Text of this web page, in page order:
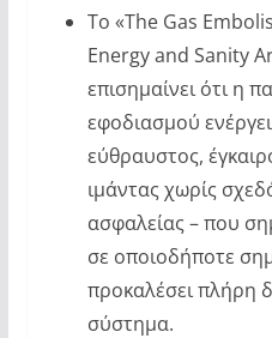
Το «The Gas
Energy and Sanity
επισημαίνει ότι η
εφοδιασμού
εύθραυστος,
ιμάντας χωρίς
ασφαλείας – που
σε οποιοδήποτε
προκαλέσει πλήρη
σύστημα.